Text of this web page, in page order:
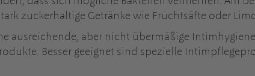
zuckerhaltige Getränke wie Fruchtsäfte oder
ausreichende, aber nicht übermäßige
Besser geeignet sind spezielle